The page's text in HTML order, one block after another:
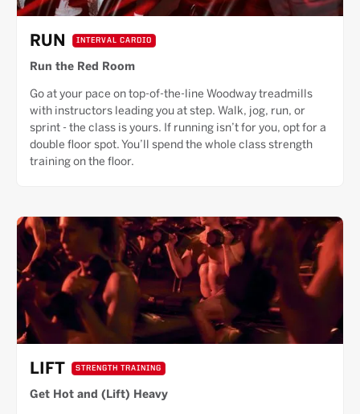
RUN INTERVAL CARDIO
Run the Red Room
Go at your pace on top-of-the-line Woodway treadmills
with instructors leading you at step. Walk, jog, run, or
sprint - the class is yours. If running isn’t for you, opt for a
double floor spot. You’ll spend the whole class strength
training on the floor.
LIFT STRENGTH TRAINING
Get Hot and (Lift) Heavy